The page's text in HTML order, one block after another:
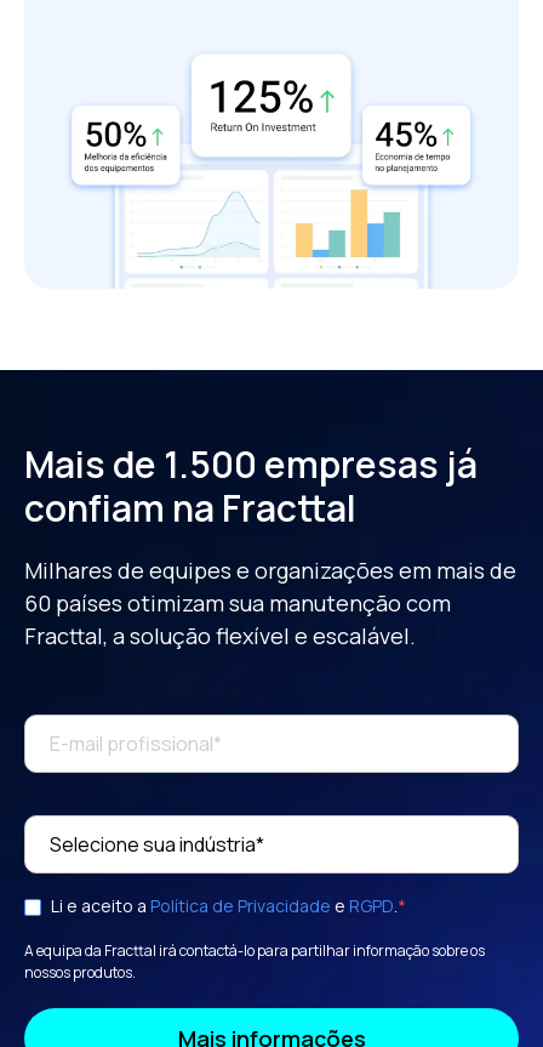
Mais de 1.500 empresas já
confiam na Fracttal
Milhares de equipes e organizações em mais de
60 países otimizam sua manutenção com
Fracttal, a solução flexível e escalável.
Li e aceito a Política de Privacidade e RGPD.*
A equipa da Fracttal irá contactá-lo para partilhar informação sobre os
nossos produtos.